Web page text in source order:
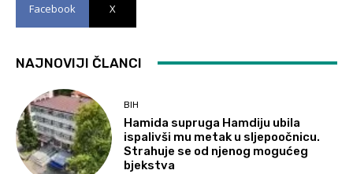
Facebook X
NAJNOVIJI ČLANCI
BIH
Hamida supruga Hamdiju ubila
ispalivši mu metak u sljepoočnicu.
Strahuje se od njenog mogućeg
bjekstva